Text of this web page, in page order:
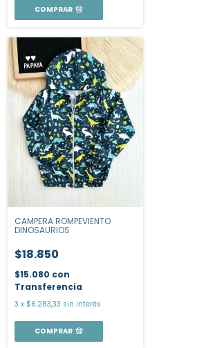
COMPRAR
CAMPERA ROMPEVIENTO
DINOSAURIOS
$18.850
$15.080 con
Transferencia
3 x $6.283,33 sin interés
COMPRAR